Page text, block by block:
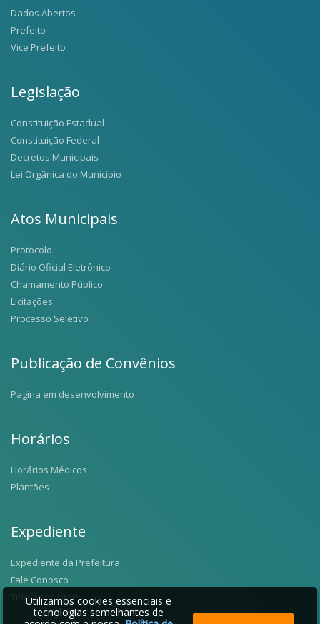
Dados Abertos
Prefeito
Vice Prefeito
Legislação
Constituição Estadual
Constituição Federal
Decretos Municipais
Lei Orgânica do Município
Atos Municipais
Protocolo
Diário Oficial Eletrônico
Chamamento Público
Licitações
Processo Seletivo
Publicação de Convênios
Pagina em desenvolvimento
Horários
Horários Médicos
Plantões
Expediente
Expediente da Prefeitura
Fale Conosco
Telefones Úteis
Utilizamos cookies essenciais e
tecnologias semelhantes de